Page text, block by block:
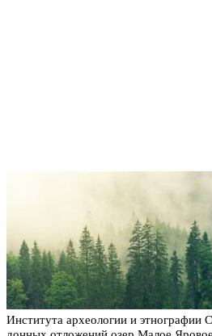
Института археологии и этнографии